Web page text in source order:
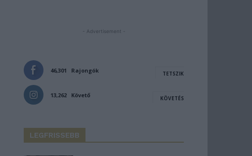
- Advertisement -
46,301 Rajongók TETSZIK
13,262 Követő KÖVETÉS
LEGFRISSEBB